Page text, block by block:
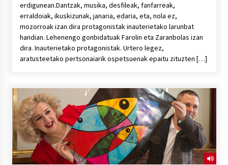
erdigunean.Dantzak, musika, desfileak, fanfarreak,
erraldoiak, ikuskizunak, janaria, edaria, eta, nola ez,
mozorroak izan dira protagonistak inauterietako larunbat
handian. Lehenengo gonbidatuak Farolin eta Zaranbolas izan
dira. Inauterietako protagonistak. Urtero legez,
aratusteetako pertsonaiarik ospetsuenak epaitu zituzten […]